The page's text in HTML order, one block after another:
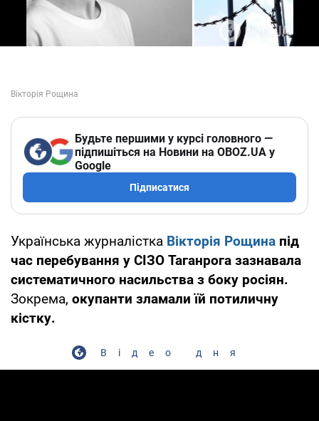
Будьте першими у курсі головного —
підпишіться на Новини на OBOZ.UA у
Google
Підписатися
Українська журналістка Вікторія Рощина під
час перебування у СІЗО Таганрога зазнавала
систематичного насильства з боку росіян.
Зокрема, окупанти зламали їй потиличну
кістку.
Відео дня